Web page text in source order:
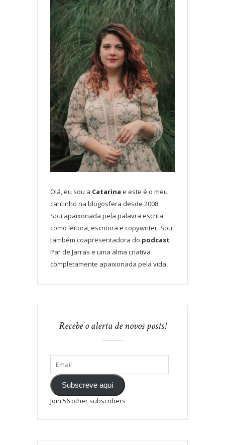
Olá, eu sou a Catarina e este é o meu
cantinho na blogosfera desde 2008.
Sou apaixonada pela palavra escrita
como leitora, escritora e copywriter. Sou
também coapresentadora do podcast
Par de Jarras e uma alma criativa
completamente apaixonada pela vida.
Recebe o alerta de novos posts!
Subscreve aqui
Join 56 other subscribers